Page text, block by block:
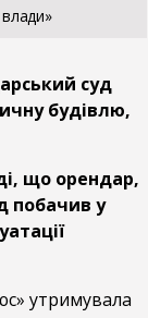
суд
будівлю,
що орендар,
побачив у
утримувала